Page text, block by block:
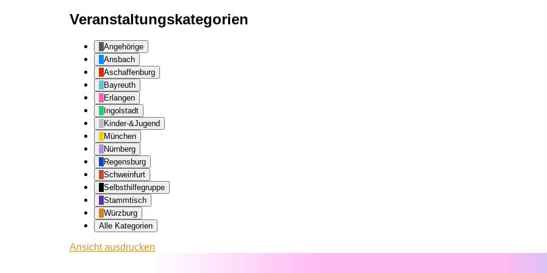
Veranstaltungskategorien
Angehörige
Ansbach
Aschaffenburg
Bayreuth
Erlangen
Ingolstadt
Kinder-&Jugend
München
Nürnberg
Regensburg
Schweinfurt
Selbsthilfegruppe
Stammtisch
Würzburg
Alle Kategorien
Ansichtausdrucken